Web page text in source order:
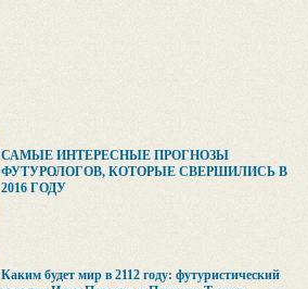
САМЫЕ ИНТЕРЕСНЫЕ ПРОГНОЗЫ
ФУТУРОЛОГОВ, КОТОРЫЕ СВЕРШИЛИСЬ В
2016 ГОДУ
Каким будет мир в 2112 году: футуристический